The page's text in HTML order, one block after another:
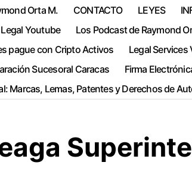
Orta M. CONTACTO LEYES
Youtube
Los Podcast de Raymond
pague con Cripto Activos
Legal Services
Sucesoral Caracas
Firma
Marcas, Lemas, Patentes y Derechos de